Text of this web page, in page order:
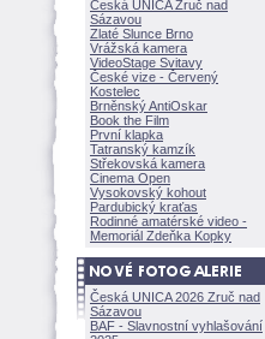
Česká UNICA Zruč nad
Sázavou
Zlaté Slunce Brno
Vrážská kamera
VideoStage Svitavy
České vize - Červený
Kostelec
Brněnský AntiOskar
Book the Film
První klapka
Tatranský kamzík
Střekovská kamera
Cinema Open
Vysokovský kohout
Pardubický kraťas
Rodinné amatérské video -
Memoriál Zdeňka Kopky
Česká UNICA 2026 Zruč nad
Sázavou
BAF - Slavnostní vyhlašování